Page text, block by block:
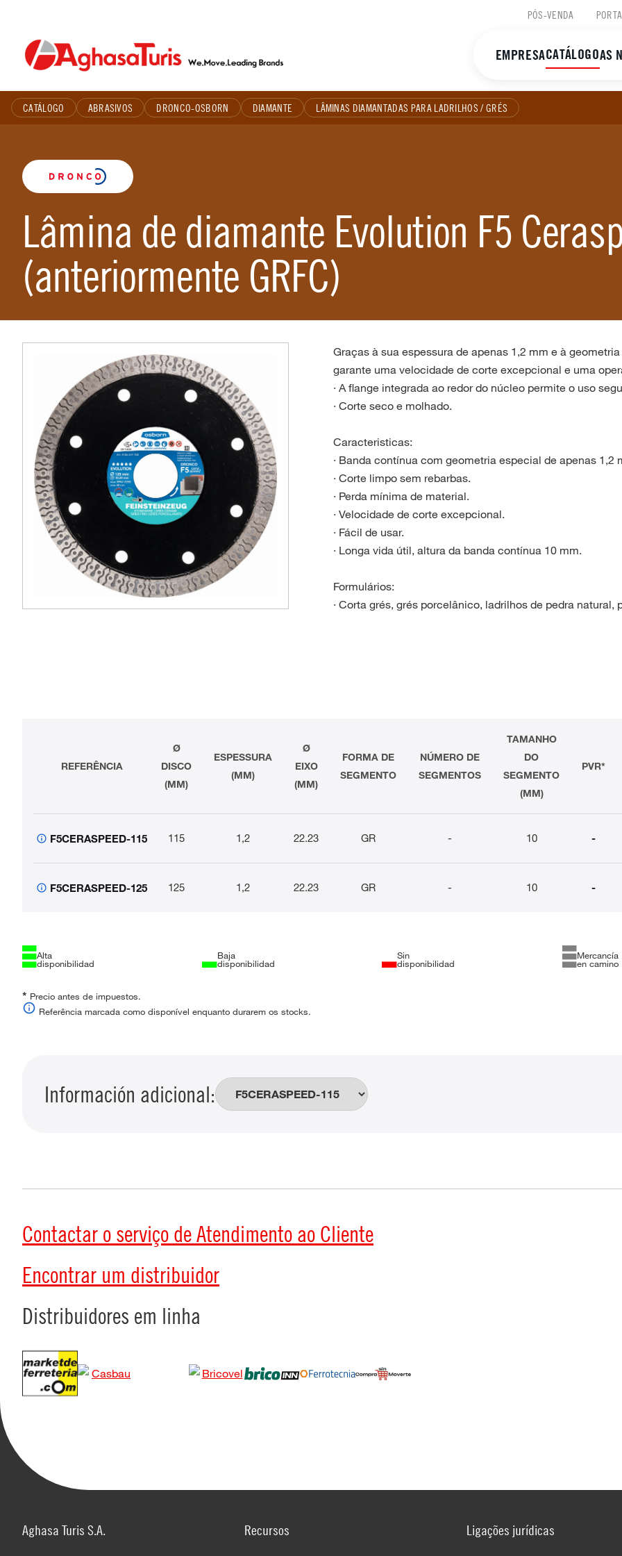
content
PÓS-VENDA
EMPRESACATÁLOGOAS
CATÁLOGO ABRASIVOS DRONCO-OSBORN DIAMANTE LÂMINAS DIAMANTADAS PARA LADRILHOS / GRÉS
Lâmina de diamante Evolution F5
(anteriormente GRFC)
Graças à sua espessura de apenas 1,2 mm e à
garante uma velocidade de corte excepcional e uma
· A flange integrada ao redor do núcleo permite o uso
· Corte seco e molhado.
Caracteristicas:
· Banda contínua com geometria especial de apenas 1,2
· Corte limpo sem rebarbas.
· Perda mínima de material.
· Velocidade de corte excepcional.
· Fácil de usar.
· Longa vida útil, altura da banda contínua 10 mm.
Formulários:
· Corta grés, grés porcelânico, ladrilhos de pedra natural,
REFERÊNCIA
Ø
DISCO
(MM)
ESPESSURA
(MM)
Ø
EIXO
(MM)
FORMA DE
SEGMENTO
NÚMERO DE
SEGMENTOS
TAMANHO
DO
SEGMENTO
(MM)
PVR*
F5CERASPEED-115 115 1,2 22.23 GR - 10 -
F5CERASPEED-125 125 1,2 22.23 GR - 10 -
Alta
disponibilidad
Baja
disponibilidad
Sin
disponibilidad
Mercancía
en camino
* Precio antes de impuestos.
Referência marcada como disponível enquanto durarem os stocks.
Información adicional:
Contactar o serviço de Atendimento ao Cliente
Encontrar um distribuidor
Distribuidores em linha
Aghasa Turis S.A. Recursos Ligações jurídicas